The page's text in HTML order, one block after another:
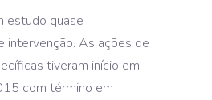
estudo quase
intervenção. As ações de
tiveram início em
com término em